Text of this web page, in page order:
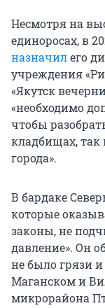
Несмотря на
единоросах, в
назначилего
учреждения
«Якутск
«необходимо
чтобы
кладбищах, так
города».
В бардаке
которые
законы, не
давление». Он
не было грязи
Маганском и
микрорайона